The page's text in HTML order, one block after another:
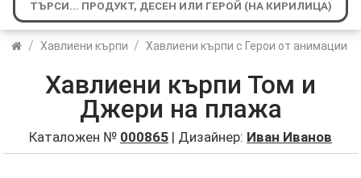
/ Хавлиени кърпи / Хавлиени кърпи с Герои от анимации
Хавлиени кърпи Том и
Джери на плажа
Каталожен № 000865 | Дизайнер: Иван Иванов